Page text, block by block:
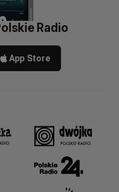
Radio
App Store